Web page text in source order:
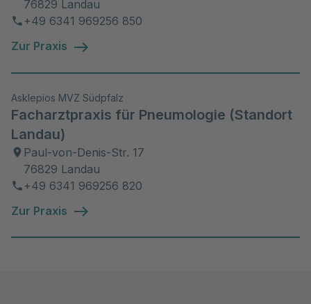
76829 Landau
+49 6341 969256 850
Zur Praxis
Asklepios MVZ Südpfalz
Facharztpraxis für Pneumologie (Standort
Landau)
Paul-von-Denis-Str. 17
76829 Landau
+49 6341 969256 820
Zur Praxis